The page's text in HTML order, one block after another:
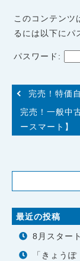
このコンテンツ
るには以下にパ
パスワード:
完売！特価
完売！一般中
ースマート】
最近の投稿
8月スター
「きょう